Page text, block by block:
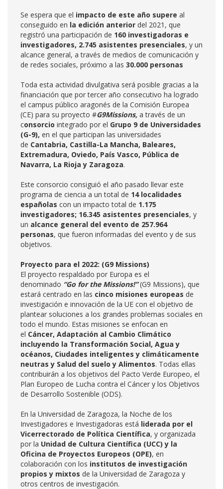
Se espera que el impacto de este año supere al
conseguido en la edición anterior del 2021, que
registró una participación de 160 investigadoras e
investigadores, 2.745 asistentes presenciales, y un
alcance general, a través de medios de comunicación y
de redes sociales, próximo a las 30.000 personas
Toda esta actividad divulgativa será posible gracias a la
financiación que por tercer año consecutivo ha logrado
el campus público aragonés de la Comisión Europea
(CE) para su proyecto #G9Missions, a través de un
consorcio integrado por el Grupo 9 de Universidades
(G-9), en el que participan las universidades
de Cantabria, Castilla-La Mancha, Baleares,
Extremadura, Oviedo, País Vasco, Pública de
Navarra, La Rioja y Zaragoza.
Este consorcio consiguió el año pasado llevar este
programa de ciencia a un total de 14 localidades
españolas con un impacto total de 1.175
investigadores; 16.345 asistentes presenciales, y
un alcance general del evento de 257.964
personas, que fueron informadas del evento y de sus
objetivos.
Proyecto para el 2022: (G9 Missions)
El proyecto respaldado por Europa es el
denominado “Go for the Missions!”(G9 Missions), que
estará centrado en las cinco misiones europeas de
investigación e innovación de la UE con el objetivo de
plantear soluciones a los grandes problemas sociales en
todo el mundo. Estas misiones se enfocan en
el Cáncer, Adaptación al Cambio Climático
incluyendo la Transformación Social, Agua y
océanos, Ciudades inteligentes y climáticamente
neutras y Salud del suelo y Alimentos. Todas ellas
contribuirán a los objetivos del Pacto Verde Europeo, el
Plan Europeo de Lucha contra el Cáncer y los Objetivos
de Desarrollo Sostenible (ODS).
En la Universidad de Zaragoza, la Noche de los
Investigadores e Investigadoras está liderada por el
Vicerrectorado de Política Científica, y organizada
por la Unidad de Cultura Científica (UCC) y la
Oficina de Proyectos Europeos (OPE), en
colaboración con los institutos de investigación
propios y mixtos de la Universidad de Zaragoza y
otros centros de investigación.